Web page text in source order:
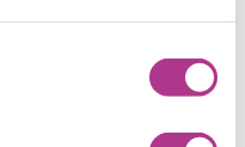
naar de opvang
aan dat er nog een